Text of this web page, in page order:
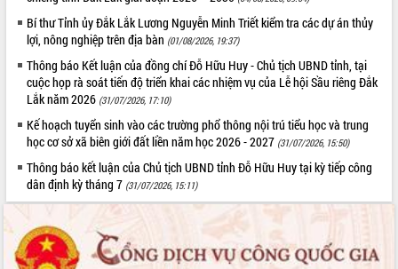
Hội thảo góp ý hồ sơ điều chỉnh quy
hoạch tỉnh Đắk Lắk thời kỳ 2021-2030,
tầm nhìn đến năm 2050
Nâng cao hiệu quả hoạt động của các
doanh nghiệp nhà nước
Hội nghị triển khai kết nối mạng
truyền số liệu chuyên dùng phục vụ cơ
quan Đảng, Nhà nước
Lễ phát động chuỗi hoạt động chung
tay làm sạch môi trường
Xã Ea Kar bước chuyển mình trong
mới
UBND tỉnh họp báo định kỳ tháng 4
Bí thư Tỉnh ủy Đắk Lắk Lương Nguyễn Minh Triết kiểm tra các dự án thủy
lợi, nông nghiệp trên địa bàn (01/08/2026, 19:37)
Thông báo Kết luận của đồng chí Đỗ Hữu Huy - Chủ tịch UBND tỉnh, tại
cuộc họp rà soát tiến độ triển khai các nhiệm vụ của Lễ hội Sầu riêng Đắk
Lắk năm 2026 (31/07/2026, 17:10)
Kế hoạch tuyển sinh vào các trường phổ thông nội trú tiểu học và trung
học cơ sở xã biên giới đất liền năm học 2026 - 2027 (31/07/2026, 15:50)
Thông báo kết luận của Chủ tịch UBND tỉnh Đỗ Hữu Huy tại kỳ tiếp công
dân định kỳ tháng 7 (31/07/2026, 15:11)